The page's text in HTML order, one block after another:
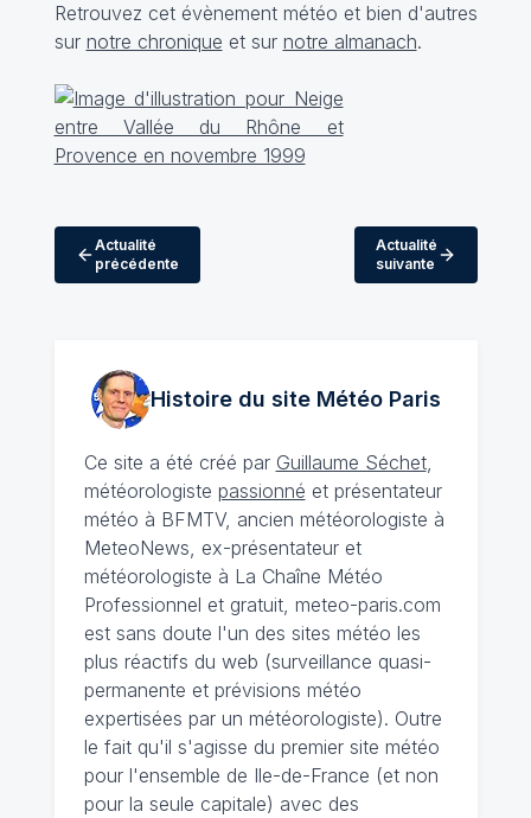
Retrouvez cet évènement météo et bien d'autres
sur notre chronique et sur notre almanach.
Actualité
précédente
Actualité
suivante
Histoire du site MétéoParis
Ce site a été créé par Guillaume Séchet,
météorologiste passionné et présentateur
météo à BFMTV, ancien météorologiste à
MeteoNews, ex-présentateur et
météorologiste à La Chaîne Météo
Professionnel et gratuit, meteo-paris.com
est sans doute l'un des sites météo les
plus réactifs du web (surveillance quasi-
permanente et prévisions météo
expertisées par un météorologiste). Outre
le fait qu'il s'agisse du premier site météo
pour l'ensemble de Ile-de-France (et non
pour la seule capitale) avec des